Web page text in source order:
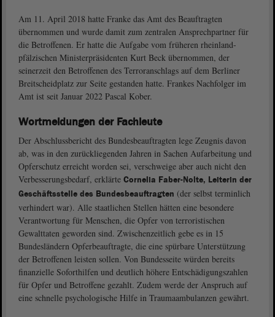
Am 11. April 2018 hatte Franke das Amt des Beauftragten
übernommen und wurde damit zum zentralen Ansprechpartner für
die Betroffe­nen. Er hatte die Aufgabe vom früheren rheinland-
pfälzischen Ministerpräsidenten Kurt Beck übernommen, der
seinerzeit den Betroffenen des Terroranschlags auf dem Berliner
Breitscheidplatz zur Seite gestanden hatte. Frankes Nachfolger im
Amt ist seit Januar 2022 Pascal Kober.
Wortmeldungen der Fachleute
Der Abschlussbericht des Bundesbeauftragten lege Zeugnis davon
ab, was in den zurückliegenden Jahren in Sachen Aufarbeitung und
Opferschutz erreicht worden sei, verschweige aber auch nicht den
Verbesserungsbedarf, erklärte Cornelia Faber-Nolte, Leiterin der
Geschäftsstelle des Bundesbeauftragten (der selbst terminlich
verhindert war). Alle staatlichen Stellen hätten eine besondere
Verantwortung für Menschen, die Opfer von terroristischen
Gewalttaten geworden sind. Zwischenzeitlich gebe es in 15
Bundesländern Opferbeauftragte, die eine spürbare Unterstützung
der Betroffenen leisten sollen. Von Bundesseite würden bereits
finanzielle Soforthilfen und deutlich höhere Entschädigungszahlen
für Opfer und Betroffene gezahlt. Zudem werde der Anspruch auf
eine schnelle psychologische Hilfe in Traumaambulanzen gewährt.